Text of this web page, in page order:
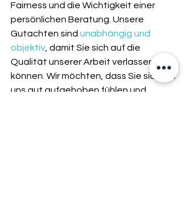
Fairness und die Wichtigkeit einer
persönlichen Beratung. Unsere
Gutachten sind unabhängig und
objektiv , damit Sie sich auf die
Qualität unserer Arbeit verlassen
können. Wir möchten, dass Sie sich bei
uns gut aufgehoben fühlen und